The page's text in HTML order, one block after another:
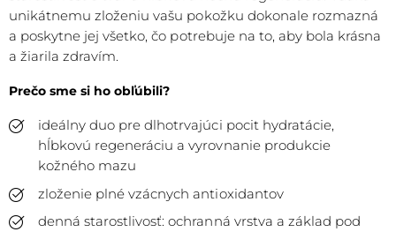
unikátnemu zloženiu vašu pokožku dokonale rozmazná
a poskytne jej všetko, čo potrebuje na to, aby bola krásna
a žiarila zdravím.
Prečo sme si ho obľúbili?
ideálny duo pre dlhotrvajúci pocit hydratácie,
hĺbkovú regeneráciu a vyrovnanie produkcie
kožného mazu
zloženie plné vzácnych antioxidantov
denná starostlivosť: ochranná vrstva a základ pod